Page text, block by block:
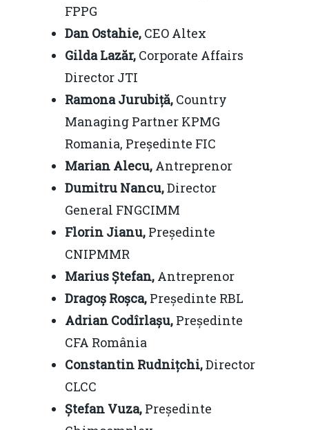
FPPG
Dan Ostahie, CEO Altex
Gilda Lazăr, Corporate Affairs
Director JTI
Ramona Jurubiță, Country
Managing Partner KPMG
Romania, Președinte FIC
Marian Alecu, Antreprenor
Dumitru Nancu,Director
General FNGCIMM
Florin Jianu, Președinte
CNIPMMR
Marius Ștefan, Antreprenor
Dragoș Roșca, Președinte RBL
Adrian Codîrlașu, Președinte
CFA România
Constantin Rudnițchi,Director
CLCC
Ștefan Vuza, Președinte